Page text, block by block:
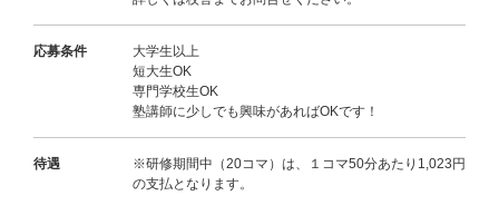
応募条件
大学生以上
短大生OK
専門学校生OK
塾講師に少しでも興味があればOKです！
待遇
※研修期間中（20コマ）は、１コマ50分あたり1,023円
の支払となります。